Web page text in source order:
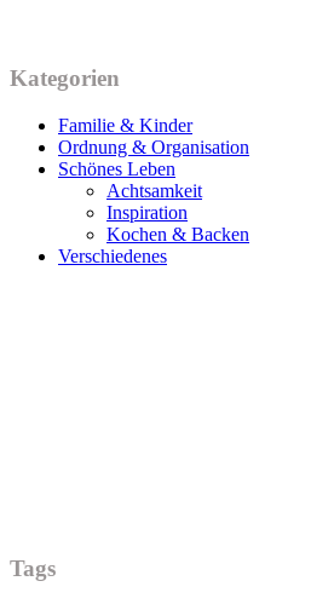
Kategorien
Familie & Kinder
Ordnung & Organisation
Schönes Leben
Achtsamkeit
Inspiration
Kochen & Backen
Verschiedenes
Tags